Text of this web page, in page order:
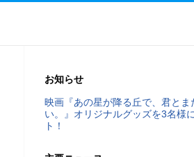
お知らせ
映画『あの星が降る丘で、君とま
い。』オリジナルグッズを3名様
ト！